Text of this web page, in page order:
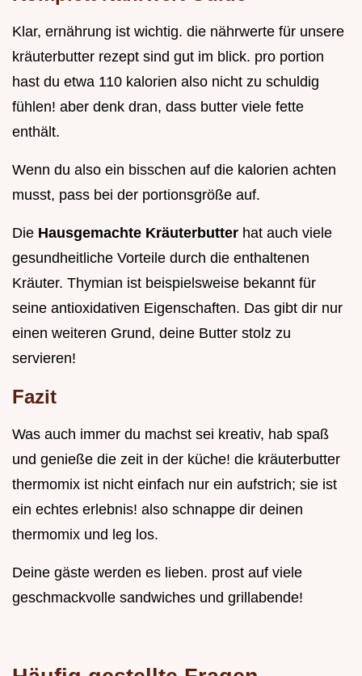
Klar, ernährung ist wichtig. die nährwerte für unsere
kräuterbutter rezept sind gut im blick. pro portion
hast du etwa 110 kalorien also nicht zu schuldig
fühlen! aber denk dran, dass butter viele fette
enthält.
Wenn du also ein bisschen auf die kalorien achten
musst, pass bei der portionsgröße auf.
Die Hausgemachte Kräuterbutter hat auch viele
gesundheitliche Vorteile durch die enthaltenen
Kräuter. Thymian ist beispielsweise bekannt für
seine antioxidativen Eigenschaften. Das gibt dir nur
einen weiteren Grund, deine Butter stolz zu
servieren!
Fazit
Was auch immer du machst sei kreativ, hab spaß
und genieße die zeit in der küche! die kräuterbutter
thermomix ist nicht einfach nur ein aufstrich; sie ist
ein echtes erlebnis! also schnappe dir deinen
thermomix und leg los.
Deine gäste werden es lieben. prost auf viele
geschmackvolle sandwiches und grillabende!